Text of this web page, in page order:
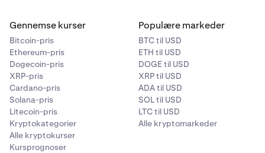
Gennemse kurser
Bitcoin-pris
Ethereum-pris
Dogecoin-pris
XRP-pris
Cardano-pris
Solana-pris
Litecoin-pris
Kryptokategorier
Alle kryptokurser
Kursprognoser
Populære markeder
BTC til USD
ETH til USD
DOGE til USD
XRP til USD
ADA til USD
SOL til USD
LTC til USD
Alle kryptomarkeder